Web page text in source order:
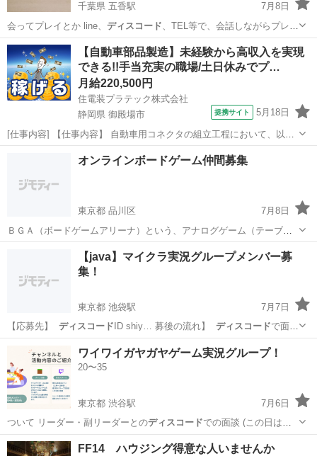
千葉県 五香駅
7月8日
会ってプレイとか line、 ディスコード 、TEL等で、会話しながらプレイ
…千葉 松戸市 五香駅 その他
【自動車部品製造】未経験から高収入を実現
できる!!手当充実の職場/土日休みでプ…
月給220,500円
住電装プラテック株式会社
静岡県 御殿場市
提携サイト 5月18日
[仕事内容] 【仕事内容】 自動車用コネクタの組立工程において、以下
業務をお願いいたします。 ■組立自動機の操作 ■生産段取り ■箱替え ■
材料供給及び補助作業 （業務の変更の範囲） 会社が定める範囲の業務
工場
オンラインボードゲーム仲間募集
東京都 品川区
7月8日
ＢＧＡ（ボードゲームアリーナ）という、アナログゲーム（テーブル
ゲーム・ボードゲーム）をスマホ・ＰＣから無料で遊べるオンライン
サイト等で遊べるサークルの仲間を探しています。 Discordというアプ
リ（スマホでもＰＣでも...
ゲーム/アプリ BGA
【java】マイクラ実況グループメンバー募
集！
東京都 池袋駅
7月7日
【応募先】 ディスコード ID shiy… 募後の流れ】 ディスコードで面
談 ↓…
池袋駅 ゲーム/アプリ java
ワイワイガヤガヤゲーム実況グループ！
20〜35
東京都 渋谷駅
7月6日
ついて リーダー・副リーダーとのディスコードでの面談 (この日はお
話のみにな…
東京 渋谷区 ゲーム/アプリ ゲーム
FF14 ハウジング得意な人いませんか